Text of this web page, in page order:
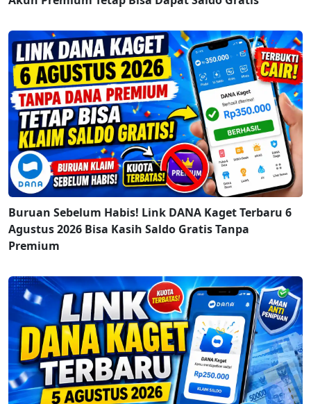
Buruan Sebelum Habis! Link DANA Kaget Terbaru 6
Agustus 2026 Bisa Kasih Saldo Gratis Tanpa
Premium